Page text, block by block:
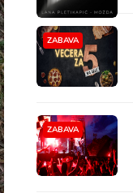
ZABAVA
ZABAVA